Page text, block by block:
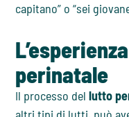
capitano” o “sei
perinatale
Il processo dellutto